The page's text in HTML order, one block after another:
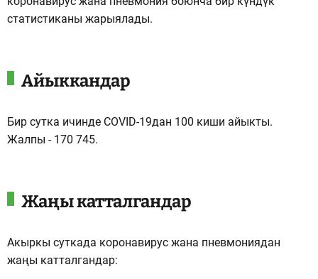
статистиканы жарыялады.
Айыккандар
Бир сутка ичинде COVID-19дан 100 киши айыкты.
Жалпы - 170 745.
Жаңы катталгандар
Акыркы суткада коронавирус жана пневмониядан
жаңы катталгандар: